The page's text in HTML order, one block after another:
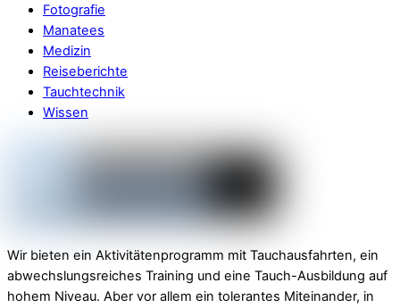
Fotografie
Manatees
Medizin
Reiseberichte
Tauchtechnik
Wissen
Wir bieten ein Aktivitätenprogramm mit Tauchausfahrten, ein
abwechslungsreiches Training und eine Tauch-Ausbildung auf
hohem Niveau. Aber vor allem ein tolerantes Miteinander, in